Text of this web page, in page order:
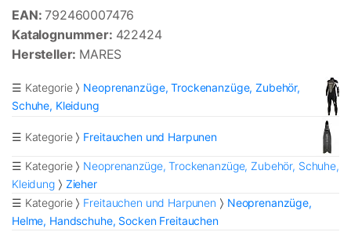
EAN: 792460007476
Katalognummer: 422424
Hersteller: MARES
☰ Kategorie
Neoprenanzüge, Trockenanzüge, Zubehör,
Schuhe, Kleidung
☰ Kategorie Freitauchen und Harpunen
☰ Kategorie
Neoprenanzüge, Trockenanzüge, Zubehör, Schuhe,
Kleidung
Zieher
☰ Kategorie
Freitauchen und Harpunen
Neoprenanzüge,
Helme, Handschuhe, Socken Freitauchen